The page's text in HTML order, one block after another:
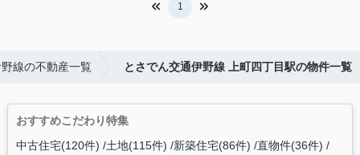
1
線の不動産一覧 とさでん交通伊野線 上町四丁目駅の物件一覧
おすすめこだわり特集
中古住宅(120件) 土地(115件) 新築住宅(86件) 直物件(36件)